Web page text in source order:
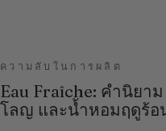
ความลับในการผลิต
Eau Fraîche: คำนิยา
โลญ และน้ำหอมฤดูร้อ